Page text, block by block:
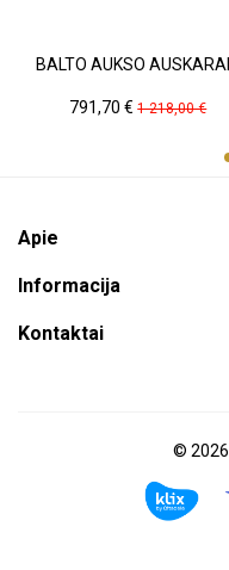
BALTO AUKSO
Kaina
791,70 € Pradinė
1 218,00 €
Apie
Informacija
Kontaktai
© 2026